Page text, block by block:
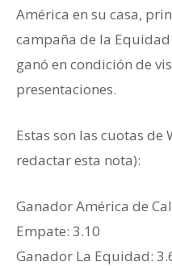
América en su casa,
campaña de la
ganó en condición de
presentaciones.
Estas son las cuotas
redactar esta nota):
Ganador ‎América de
Empate: 3.10
Ganador ‎La Equidad: